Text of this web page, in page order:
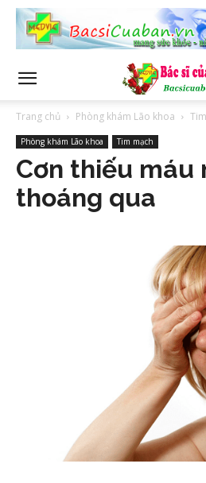
Trang chủ Phòng khám Lão khoa
Phòng khám Lão khoa Tim mạch
Cơn thiếu máu
thoáng qua